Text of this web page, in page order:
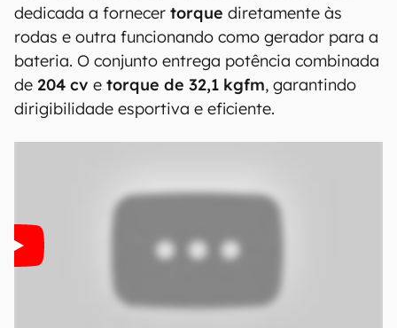
dedicada a fornecer torque diretamente às
rodas e outra funcionando como gerador para a
bateria. O conjunto entrega potência combinada
de 204 cv e torque de 32,1 kgfm, garantindo
dirigibilidade esportiva e eficiente.